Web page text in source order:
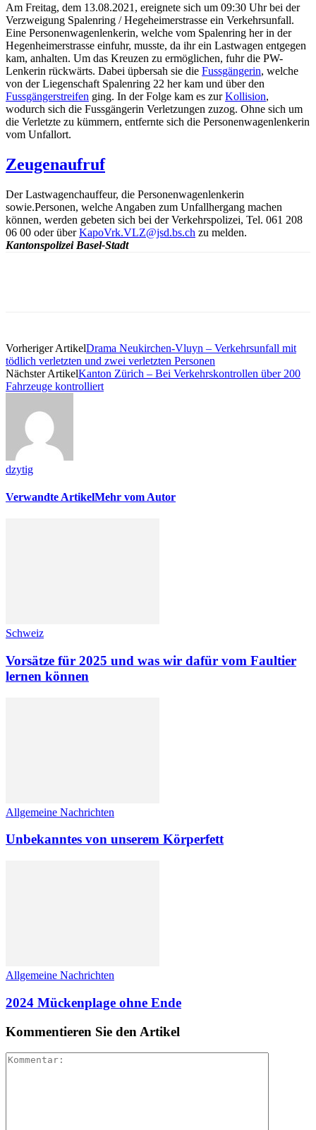
Am Freitag, dem 13.08.2021, ereignete sich um 09:30 Uhr bei der
Verzweigung Spalenring / Hegeheimerstrasse ein Verkehrsunfall.
Eine Personenwagenlenkerin, welche vom Spalenring her in der
Hegenheimerstrasse einfuhr, musste, da ihr ein Lastwagen entgegen
kam, anhalten. Um das Kreuzen zu ermöglichen, fuhr die PW-
Lenkerin rückwärts. Dabei üpbersah sie die Fussgängerin, welche
von der Liegenschaft Spalenring 22 her kam und über den
Fussgängerstreifen ging. In der Folge kam es zurKollision,
wodurch sich die Fussgängerin Verletzungen zuzog. Ohne sich um
die Verletzte zu kümmern, entfernte sich die Personenwagenlenkerin
vom Unfallort.
Zeugenaufruf
Der Lastwagenchauffeur, die Personenwagenlenkerin
sowie.Personen, welche Angaben zum Unfallhergang machen
können, werden gebeten sich bei der Verkehrspolizei, Tel. 061 208
06 00 oder überKapoVrk.VLZ@jsd.bs.ch zu melden.
Kantonspolizei Basel-Stadt
Vorheriger ArtikelDrama Neukirchen-Vluyn – Verkehrsunfall mit
tödlich verletzten und zwei verletzten Personen
Nächster ArtikelKanton Zürich – Bei Verkehrskontrollen über 200
Fahrzeuge kontrolliert
dzytig
Verwandte ArtikelMehr vom Autor
Schweiz
Vorsätze für 2025 und was wir dafür vom Faultier
lernen können
Allgemeine Nachrichten
Unbekanntes von unserem Körperfett
Allgemeine Nachrichten
2024 Mückenplage ohne Ende
Kommentieren Sie den Artikel